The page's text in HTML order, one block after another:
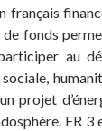
français
fonds
au
projet
FR 3